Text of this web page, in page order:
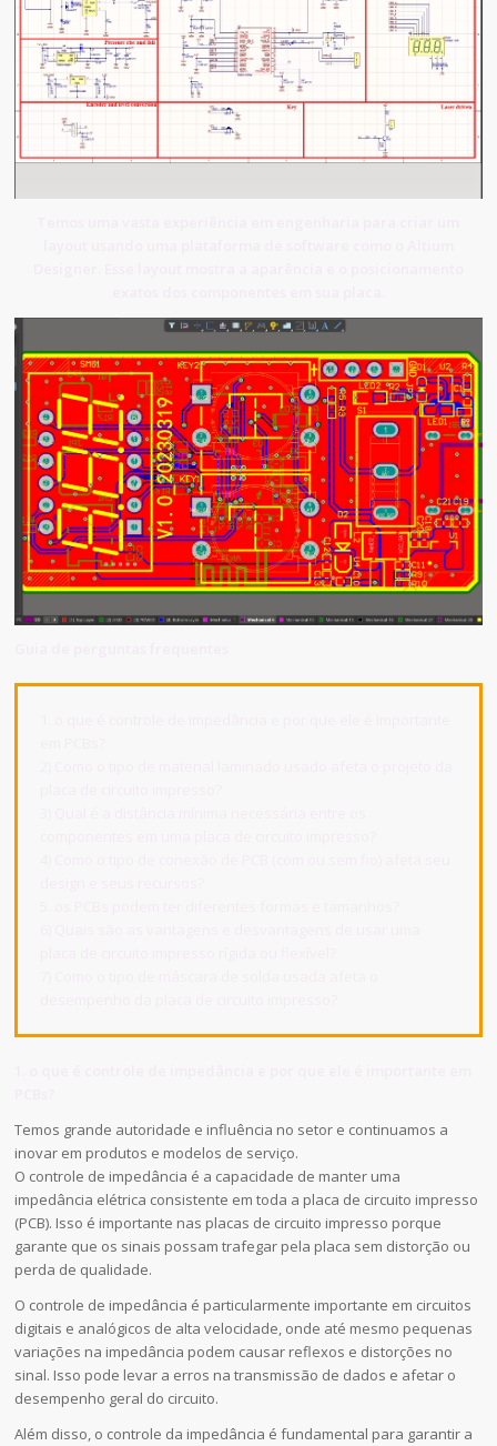
Temos grande autoridade e influência no setor e continuamos a
inovar em produtos e modelos de serviço.
O controle de impedância é a capacidade de manter uma
impedância elétrica consistente em toda a placa de circuito impresso
(PCB). Isso é importante nas placas de circuito impresso porque
garante que os sinais possam trafegar pela placa sem distorção ou
perda de qualidade.
O controle de impedância é particularmente importante em circuitos
digitais e analógicos de alta velocidade, onde até mesmo pequenas
variações na impedância podem causar reflexos e distorções no
sinal. Isso pode levar a erros na transmissão de dados e afetar o
desempenho geral do circuito.
Além disso, o controle da impedância é fundamental para garantir a